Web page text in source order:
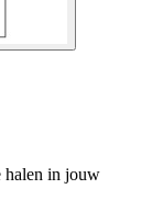
halen in jouw